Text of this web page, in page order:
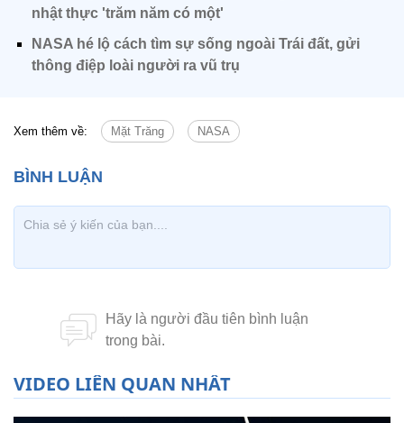
nhật thực 'trăm năm có một'
NASA hé lộ cách tìm sự sống ngoài Trái đất, gửi
thông điệp loài người ra vũ trụ
Xem thêm về: Mặt Trăng NASA
VIDEO LIÊN QUAN NHẤT